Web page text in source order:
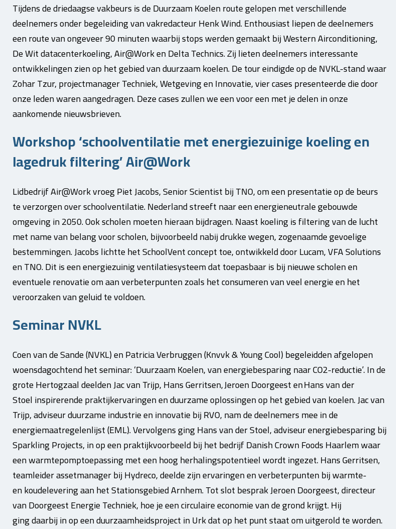
Tijdens de driedaagse vakbeurs is de Duurzaam Koelen route gelopen met verschillende
deelnemers onder begeleiding van vakredacteur Henk Wind. Enthousiast liepen de deelnemers
een route van ongeveer 90 minuten waarbij stops werden gemaakt bij Western Airconditioning,
De Wit datacenterkoeling, Air@Work en Delta Technics. Zij lieten deelnemers interessante
ontwikkelingen zien op het gebied van duurzaam koelen. De tour eindigde op de NVKL-stand waar
Zohar Tzur, projectmanager Techniek, Wetgeving en Innovatie, vier cases presenteerde die door
onze leden waren aangedragen. Deze cases zullen we een voor een met je delen in onze
aankomende nieuwsbrieven.
Workshop ‘schoolventilatie met energiezuinige koeling en
lagedruk filtering’ Air@Work
Lidbedrijf Air@Work vroeg Piet Jacobs, Senior Scientist bij TNO, om een presentatie op de beurs
te verzorgen over schoolventilatie. Nederland streeft naar een energieneutrale gebouwde
omgeving in 2050. Ook scholen moeten hieraan bijdragen. Naast koeling is filtering van de lucht
met name van belang voor scholen, bijvoorbeeld nabij drukke wegen, zogenaamde gevoelige
bestemmingen. Jacobs lichtte het SchoolVent concept toe, ontwikkeld door Lucam, VFA Solutions
en TNO. Dit is een energiezuinig ventilatiesysteem dat toepasbaar is bij nieuwe scholen en
eventuele renovatie om aan verbeterpunten zoals het consumeren van veel energie en het
veroorzaken van geluid te voldoen.
Seminar NVKL
Coen van de Sande (NVKL) en Patricia Verbruggen (Knvvk & Young Cool) begeleidden afgelopen
woensdagochtend het seminar: ‘Duurzaam Koelen, van energiebesparing naar CO2-reductie’. In de
grote Hertogzaal deelden Jac van Trijp, Hans Gerritsen, Jeroen Doorgeest en Hans van der
Stoel inspirerende praktijkervaringen en duurzame oplossingen op het gebied van koelen. Jac van
Trijp, adviseur duurzame industrie en innovatie bij RVO, nam de deelnemers mee in de
energiemaatregelenlijst (EML). Vervolgens ging Hans van der Stoel, adviseur energiebesparing bij
Sparkling Projects, in op een praktijkvoorbeeld bij het bedrijf Danish Crown Foods Haarlem waar
een warmtepomptoepassing met een hoog herhalingspotentieel wordt ingezet. Hans Gerritsen,
teamleider assetmanager bij Hydreco, deelde zijn ervaringen en verbeterpunten bij warmte-
en koudelevering aan het Stationsgebied Arnhem. Tot slot besprak Jeroen Doorgeest, directeur
van Doorgeest Energie Techniek, hoe je een circulaire economie van de grond krijgt. Hij
ging daarbij in op een duurzaamheidsproject in Urk dat op het punt staat om uitgerold te worden.